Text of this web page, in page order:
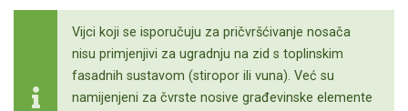
Vijci koji se isporučuju za pričvršćivanje nosača
nisu primjenjivi za ugradnju na zid s toplinskim
fasadnih sustavom (stiropor ili vuna). Već su
namijenjeni za čvrste nosive građevinske elemente